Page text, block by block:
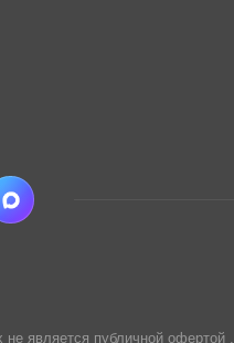
не является публичной офертой ,